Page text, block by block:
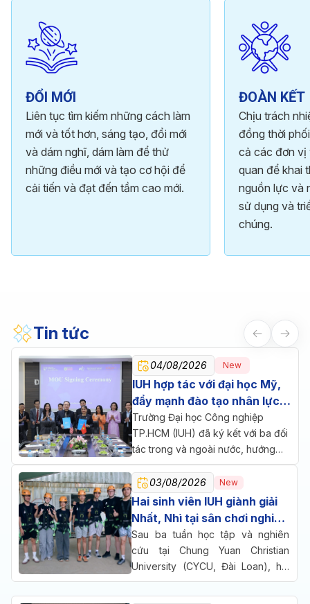
ĐỔI MỚI
Liên tục tìm kiếm những cách làm
mới và tốt hơn, sáng tạo, đổi mới
và dám nghĩ, dám làm để thử
những điều mới và tạo cơ hội để
cải tiến và đạt đến tầm cao mới.
ĐOÀN KẾT
Chịu trách
đồng thời
cả các đơn vị
quan để khai
nguồn lực và
sử dụng và
chúng.
Tin tức
04/08/2026 New
IUH hợp tác với đại học Mỹ,
đẩy mạnh đào tạo nhân lực
chăm sóc sức khỏe
Trường Đại học Công nghiệp
TP.HCM (IUH) đã ký kết với ba đối
tác trong và ngoài nước, hướng
đến một mục tiêu chung: đưa đào
tạo, nghiên cứu và doanh nghiệp
cùng ngồi lại giải bài toán nhân lực
cho ngành chăm sóc sức khỏe.
03/08/2026 New
Hai sinh viên IUH giành giải
Nhất, Nhì tại sân chơi nghiên
cứu quốc tế ở Đài Loan
Sau ba tuần học tập và nghiên
cứu tại Chung Yuan Christian
University (CYCU, Đài Loan), hai
sinh viên Trường Đại học Công
nghiệp TP.HCM (IUH) đã cùng